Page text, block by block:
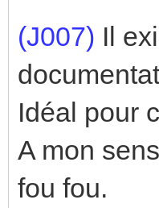
(J007) Il
Idéal pour
A mon
fou fou.